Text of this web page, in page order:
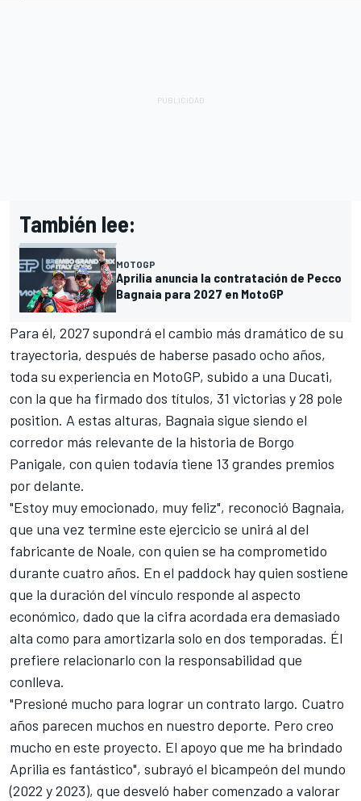
También lee:
MOTOGP
Aprilia anuncia la contratación de Pecco
Bagnaia para 2027 en MotoGP
Para él, 2027 supondrá el cambio más dramático de su
trayectoria, después de haberse pasado ocho años,
toda su experiencia en MotoGP, subido a una Ducati,
con la que ha firmado dos títulos, 31 victorias y 28 pole
position. A estas alturas, Bagnaia sigue siendo el
corredor más relevante de la historia de Borgo
Panigale, con quien todavía tiene 13 grandes premios
por delante.
"Estoy muy emocionado, muy feliz", reconoció Bagnaia,
que una vez termine este ejercicio se unirá al del
fabricante de Noale, con quien se ha comprometido
durante cuatro años. En el paddock hay quien sostiene
que la duración del vínculo responde al aspecto
económico, dado que la cifra acordada era demasiado
alta como para amortizarla solo en dos temporadas. Él
prefiere relacionarlo con la responsabilidad que
conlleva.
"Presioné mucho para lograr un contrato largo. Cuatro
años parecen muchos en nuestro deporte. Pero creo
mucho en este proyecto. El apoyo que me ha brindado
Aprilia es fantástico", subrayó el bicampeón del mundo
(2022 y 2023), que desveló haber comenzado a valorar